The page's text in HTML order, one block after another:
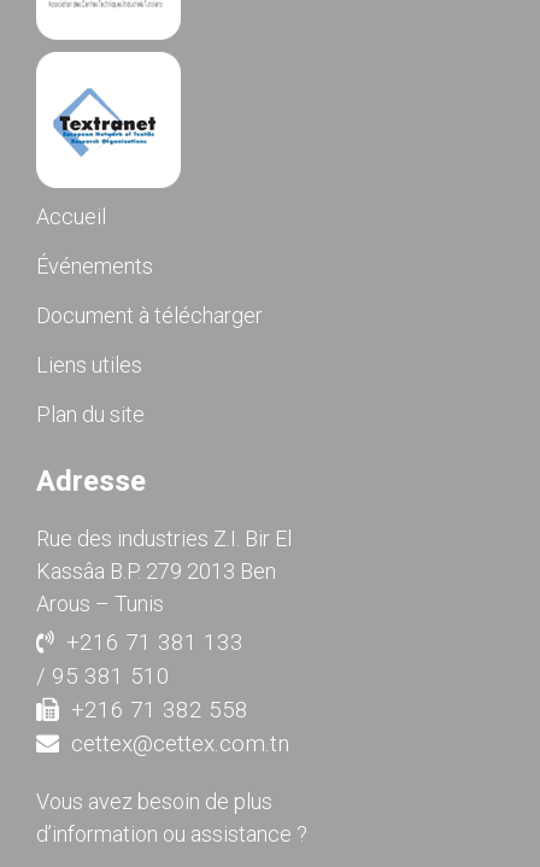
Accueil
Événements
Document à télécharger
Liens utiles
Plan du site
Adresse
Rue des industries Z.I. Bir El
Kassâa B.P. 279 2013 Ben
Arous – Tunis
+216 71 381 133
/ 95 381 510
+216 71 382 558
cettex@cettex.com.tn
Vous avez besoin de plus
d’information ou assistance ?